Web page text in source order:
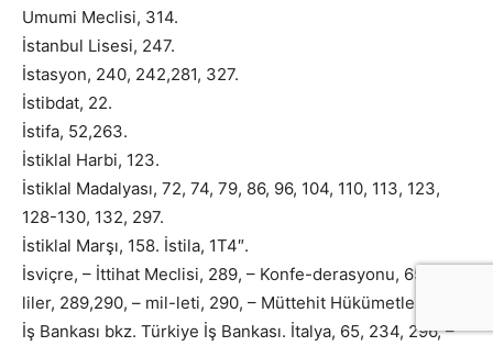
Umumi Meclisi, 314.
İstanbul Lisesi, 247.
İstasyon, 240, 242,281, 327.
İstibdat, 22.
İstifa, 52,263.
İstiklal Harbi, 123.
İstiklal Madalyası, 72, 74, 79, 86, 96, 104, 110, 113, 123,
128-130, 132, 297.
İstiklal Marşı, 158. İstila, 1T4″.
İsviçre, – İttihat Meclisi, 289, – Konfe-derasyonu, 65, -
liler, 289,290, – mil-leti, 290, – Müttehit Hükümetleri, 289.
İş Bankası bkz. Türkiye İş Bankası. İtalya, 65, 234, 296, –